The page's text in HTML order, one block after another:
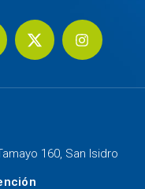
160, San Isidro